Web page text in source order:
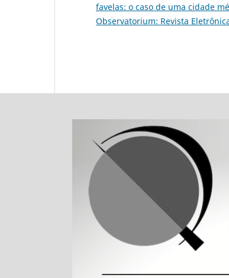
favelas: o caso de uma cidade
Observatorium: Revista